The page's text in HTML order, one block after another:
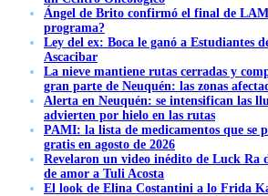
Ángel de Brito confirmó el final de
programa?
Ley del ex: Boca le ganó a Estudiantes
Ascacibar
La nieve mantiene rutas cerradas y
gran parte de Neuquén: las zonas
Alerta en Neuquén: se intensifican las
advierten por hielo en las rutas
PAMI: la lista de medicamentos que se
gratis en agosto de 2026
Revelaron un video inédito de Luck Ra
de amor a Tuli Acosta
El look de Elina Costantini a lo Frida